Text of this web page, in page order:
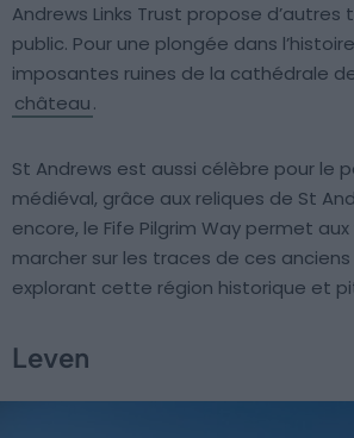
Andrews Links Trust propose
public. Pour une plongée dans
imposantes ruines de la cathédrale
château.
St Andrews est aussi célèbre pour le
médiéval, grâce aux reliques de St
encore, le Fife Pilgrim Way permet
marcher sur les traces de ces
explorant cette région historique et
Leven